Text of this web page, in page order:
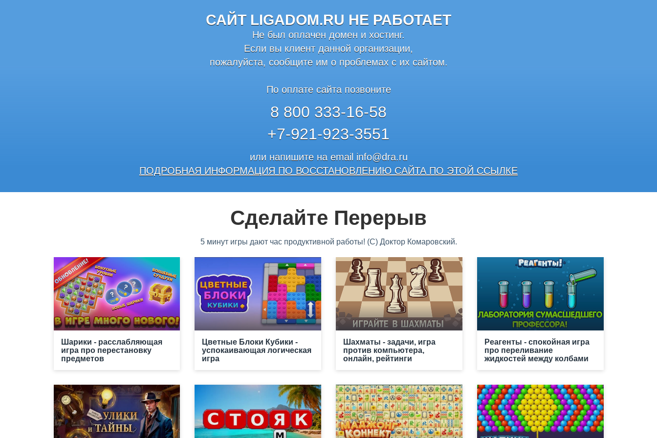
САЙТ LIGADOM.RU НЕ РАБОТАЕТ
Не был оплачен домен и хостинг.
Если вы клиент данной организации,
пожалуйста, сообщите им о проблемах с их сайтом.
По оплате сайта позвоните
8 800 333-16-58
+7-921-923-3551
или напишите на email info@dra.ru
ПОДРОБНАЯ ИНФОРМАЦИЯ ПО ВОССТАНОВЛЕНИЮ САЙТА ПО ЭТОЙ ССЫЛКЕ
Сделайте Перерыв
5 минут игры дают час продуктивной работы! (С) Доктор Комаровский.
Шарики - расслабляющая
игра про перестановку
предметов
Цветные Блоки Кубики -
успокаивающая логическая
игра
Шахматы - задачи, игра
против компьютера,
онлайн, рейтинги
Реагенты - спокойная игра
про переливание
жидкостей между колбами